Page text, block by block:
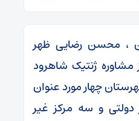
، محسن رضایی ظهر
مشاوره ژنتیک شاهرود
چهار مورد عنوان
دولتی و سه مرکز غیر